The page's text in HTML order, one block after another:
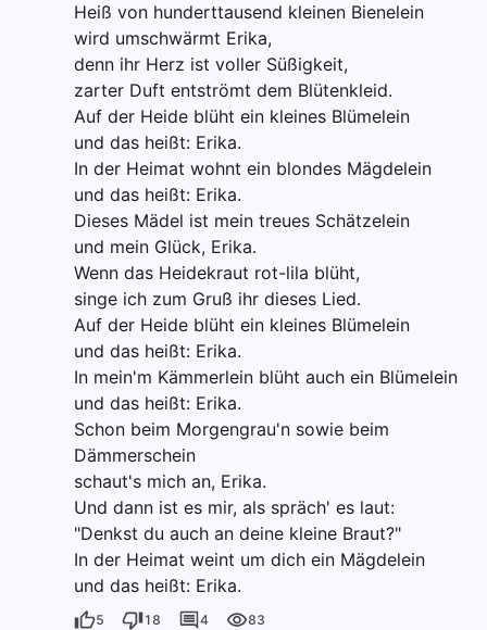
Heiß von hunderttausend kleinen Bienelein
wird umschwärmt Erika,
denn ihr Herz ist voller Süßigkeit,
zarter Duft entströmt dem Blütenkleid.
Auf der Heide blüht ein kleines Blümelein
und das heißt: Erika.
In der Heimat wohnt ein blondes Mägdelein
und das heißt: Erika.
Dieses Mädel ist mein treues Schätzelein
und mein Glück, Erika.
Wenn das Heidekraut rot-lila blüht,
singe ich zum Gruß ihr dieses Lied.
Auf der Heide blüht ein kleines Blümelein
und das heißt: Erika.
In mein'm Kämmerlein blüht auch ein Blümelein
und das heißt: Erika.
Schon beim Morgengrau'n sowie beim
Dämmerschein
schaut's mich an, Erika.
Und dann ist es mir, als spräch' es laut:
"Denkst du auch an deine kleine Braut?"
In der Heimat weint um dich ein Mägdelein
und das heißt: Erika.
5 18 4 83